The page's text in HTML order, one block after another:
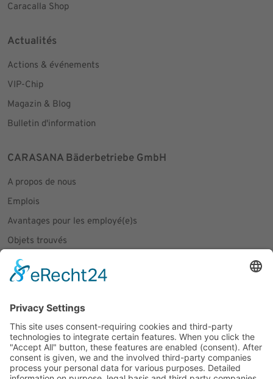
Caracalla Shop
Actualités
Actions & événements
VIP-Chip
Magazin & Blog
Bulletin d'information
CARASANA Bäderbetriebe GmbH
A propos de nous
Emplois
Avantages pour les employé(e)s
Objets trouvés
Règlement intérieur & CGV
Communiqués de presse
Social Media
Facebook
Instagram